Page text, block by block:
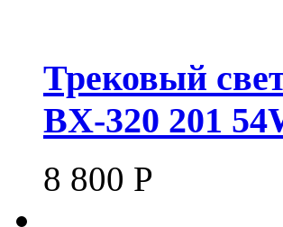
Трековый
BX-320 201
8 800 Р